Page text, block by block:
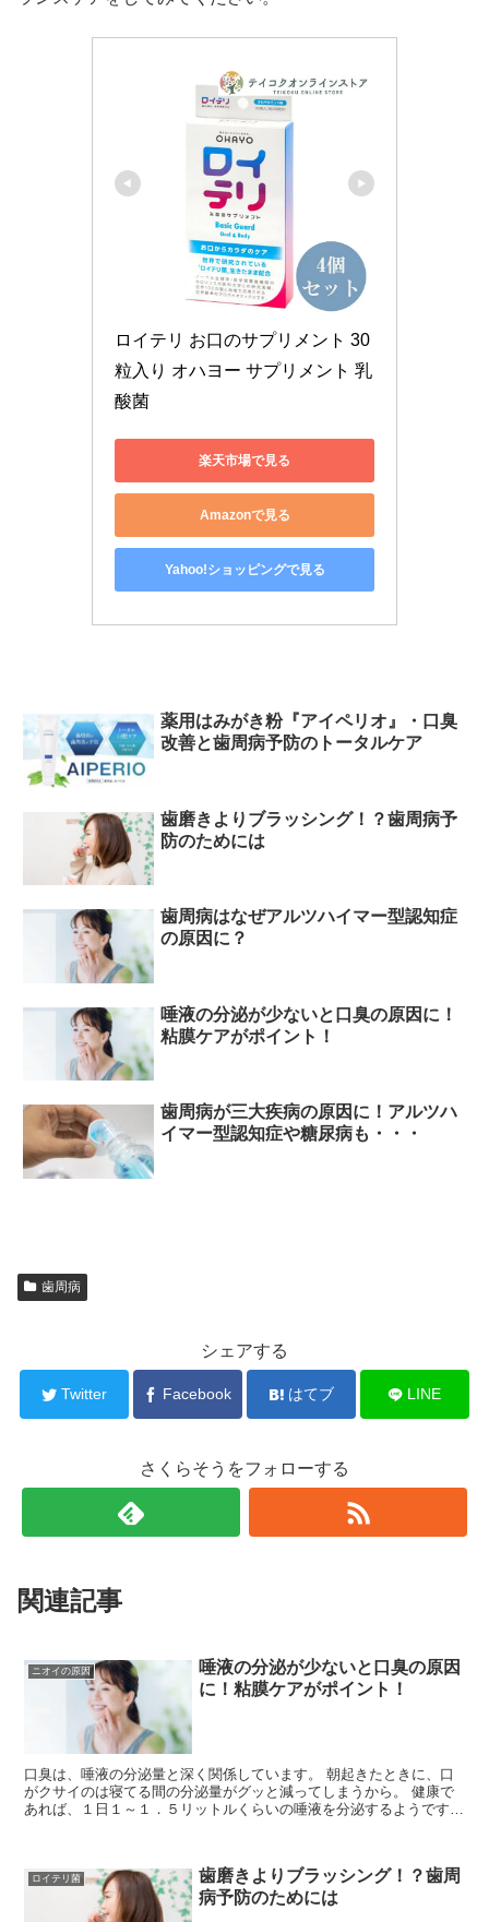
ロイテリ お口のサプリメント 30
粒入り オハヨー サプリメント 乳
酸菌
楽天市場で見る
Amazonで見る
Yahoo!ショッピングで見る
薬用はみがき粉『アイペリオ』・口臭
改善と歯周病予防のトータルケア
歯磨きよりブラッシング！？歯周病予
防のためには
歯周病はなぜアルツハイマー型認知症
の原因に？
唾液の分泌が少ないと口臭の原因に！
粘膜ケアがポイント！
歯周病が三大疾病の原因に！アルツハ
イマー型認知症や糖尿病も・・・
歯周病
シェアする
Twitter Facebook はてブ LINE
さくらそうをフォローする
関連記事
ニオイの原因
唾液の分泌が少ないと口臭の原因
に！粘膜ケアがポイント！
口臭は、唾液の分泌量と深く関係しています。 朝起きたときに、口
がクサイのは寝てる間の分泌量がグッと減ってしまうから。 健康で
あれば、１日１～１．５リットルくらいの唾液を分泌するようです
ロイテリ菌
歯磨きよりブラッシング！？歯周
病予防のためには